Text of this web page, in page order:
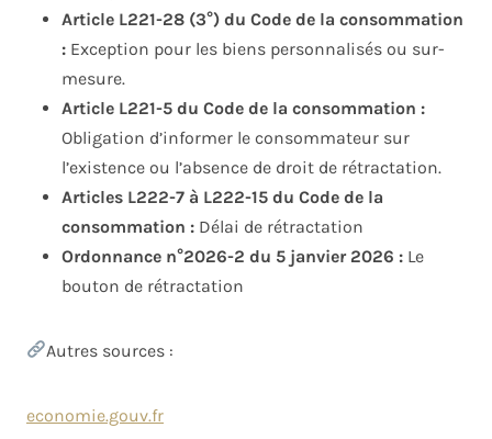
Article L221-28 (3°) du Code de la consommation
: Exception pour les biens personnalisés ou sur-
mesure.
Article L221-5 du Code de la consommation :
Obligation d’informer le consommateur sur
l’existence ou l’absence de droit de rétractation.
Articles L222-7 à L222-15 du Code de la
consommation : Délai de rétractation
Ordonnance n°2026-2 du 5 janvier 2026 : Le
bouton de rétractation
Autres sources :
economie.gouv.fr